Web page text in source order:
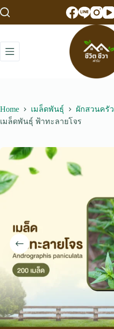
to
Home เมล็ดพันธุ์
ผักสวนครัว
เมล็ดพันธุ์ ฟ้าทะลายโจร